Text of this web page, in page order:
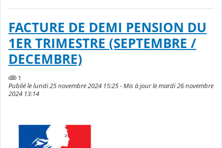
FACTURE DE DEMI PENSION DU
1ER TRIMESTRE (SEPTEMBRE /
DECEMBRE)
1
Publié le lundi 25 novembre 2024 15:25 - Mis à jour le mardi 26 novembre
2024 13:14